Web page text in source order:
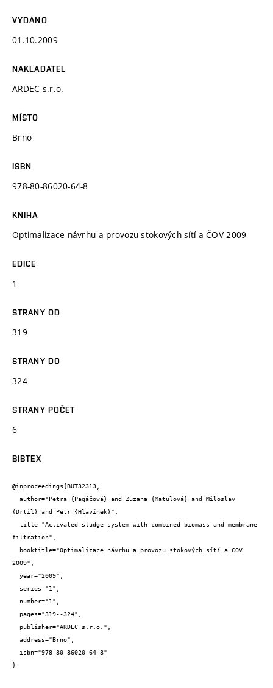
VYDÁNO
01.10.2009
NAKLADATEL
ARDEC s.r.o.
MÍSTO
Brno
ISBN
978-80-86020-64-8
KNIHA
Optimalizace návrhu a provozu stokových sítí a ČOV 2009
EDICE
1
STRANY OD
319
STRANY DO
324
STRANY POČET
6
BIBTEX
@inproceedings{BUT32313,
{Drtil} and Petr {Hlavínek}",
filtration",
2009",
}